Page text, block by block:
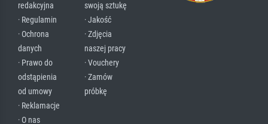
redakcyjna
· Regulamin
· Ochrona
danych
· Prawo do
odstąpienia
od umowy
· Reklamacje
· O nas
swoją sztukę
· Jakość
· Zdjęcia
naszej pracy
· Vouchery
· Zamów
próbkę